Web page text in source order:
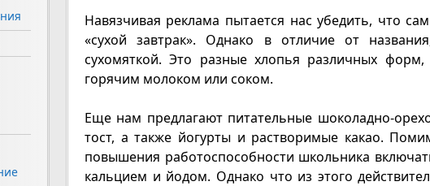
Навязчивая реклама пытается нас убедить, что
«сухой завтрак». Однако в отличие от
сухомяткой. Это разные хлопья различных форм,
горячим молоком или соком.
Еще нам предлагают питательные шоколадно-
тост, а также йогурты и растворимые какао.
повышения работоспособности школьника
кальцием и йодом. Однако что из этого